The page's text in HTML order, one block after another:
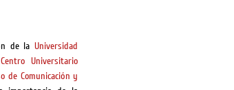
de la Universidad
Centro Universitario
de Comunicación y